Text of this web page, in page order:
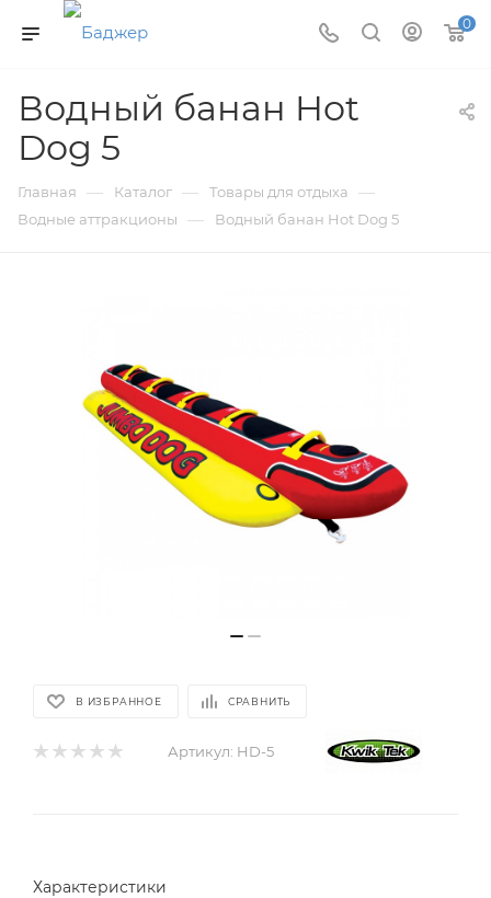
0
Водный банан Hot
Dog 5
Главная — Каталог — Товары для отдыха —
Водные аттракционы — Водный банан Hot Dog 5
В ИЗБРАННОЕ СРАВНИТЬ
Артикул: HD-5
Характеристики